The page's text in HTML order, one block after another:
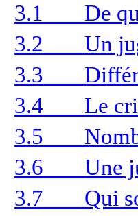
3.1
De
3.2
Un
3.3
3.4
Le
3.5
3.6
Une
3.7
Qui